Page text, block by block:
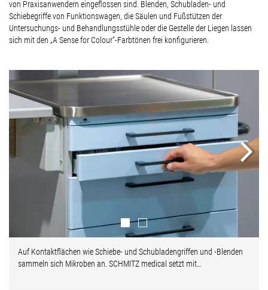
von Praxisanwendern eingeflossen sind. Blenden, Schubladen- und
Schiebegriffe von Funktionswagen, die Säulen und Fußstützen der
Untersuchungs- und Behandlungsstühle oder die Gestelle der Liegen lassen
sich mit den „A Sense for Colour“-Farbtönen frei konfigurieren.
Auf Kontaktflächen wie Schiebe- und Schubladengriffen und -Blenden
sammeln sich Mikroben an. SCHMITZ medical setzt mit…